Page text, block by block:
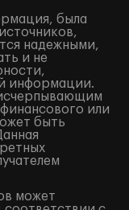
была
надежными,
и не
информации.
или
быть
может